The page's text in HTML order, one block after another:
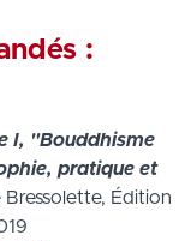
:
I, "Bouddhisme
pratique et
Édition